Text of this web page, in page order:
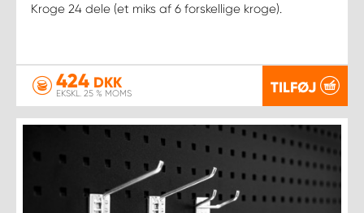
Kroge 24 dele (et miks af 6 forskellige kroge).
424 DKK
EKSKL. 25 % MOMS TILFØJ